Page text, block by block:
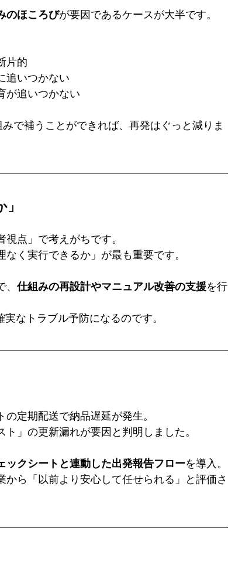
のほころびが要因であるケースが大半です。
片的
追いつかない
が追いつかない
で補うことができれば、再発はぐっと減りま
点」で考えがちです。
く実行できるか」が最も重要です。
、仕組みの再設計やマニュアル改善の支援を行
なトラブル予防になるのです。
定期配送で納品遅延が発生。
」の更新漏れが要因と判明しました。
ックシートと連動した出発報告フローを導入。
ら「以前より安心して任せられる」と評価さ